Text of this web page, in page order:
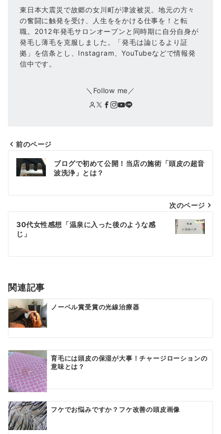
東日本大震災で故郷の女川町が津波被災。地元の方々
の奮闘に触発を受け、人生ををかける仕事を！と転
職。2012年発毛サロンオープンと同時期に自分自身が
発毛し薄毛を克服しました。「発毛は論じるより証
拠」を信条とし、Instagram、YouTubeなどで情報発
信中です。
＼Follow me／
投
稿
ビ
ゲ
シ
ン
前のページ
ブログで初めて公開！当店の施術「頭皮の超音
波洗浄」とは？
次のページ
30代女性感想「温泉に入った後のような感
じ」
関連記事
ノーベル賞受賞の光線治療器
育毛には頭皮の保湿が大事！チャージローションの
意味とは？
フケでお悩みですか？フケ改善の頭皮画像